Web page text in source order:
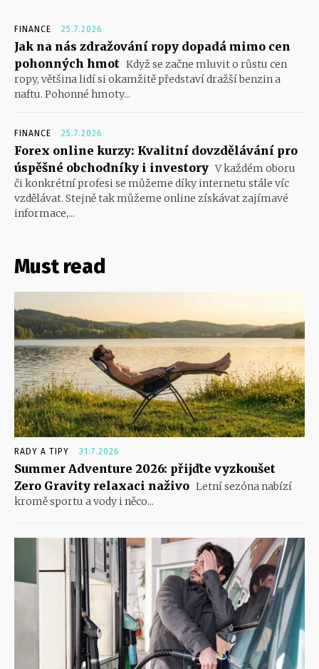
FINANCE 25.7.2026
Jak na nás zdražování ropy dopadá mimo cen
pohonných hmot Když se začne mluvit o růstu cen
ropy, většina lidí si okamžitě představí dražší benzin a
naftu. Pohonné hmoty...
FINANCE 25.7.2026
Forex online kurzy: Kvalitní dovzdělávání pro
úspěšné obchodníky i investory V každém oboru
či konkrétní profesi se můžeme díky internetu stále víc
vzdělávat. Stejně tak můžeme online získávat zajímavé
informace,...
Must read
RADY A TIPY 31.7.2026
Summer Adventure 2026: přijďte vyzkoušet
Zero Gravity relaxaci naživo Letní sezóna nabízí
kromě sportu a vody i něco...